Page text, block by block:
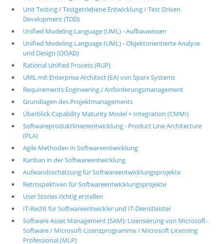
Unit Testing / Testgetriebene Entwicklung / Test Driven
Development (TDD)
Unified Modeling Language (UML) - Aufbauwissen
Unified Modeling Language (UML) - Objektorientierte Analyse
und Design (OOAD)
Rational Unified Process (RUP)
UML mit Enterprise Architect (EA) von Sparx Systems
Requirements Engineering / Anforderungsmanagement
Grundlagen des Projektmanagements
Überblick Capability Maturity Model + Integration (CMMI)
Softwareproduktlinienentwicklung - Product Line Architecture
(PLA)
Agile Methoden in Softwareentwicklung
Kanban in der Softwareentwicklung
Aufwandsschätzung für Softwareentwicklungsprojekte
Retrospektiven für Softwareentwicklungsprojekte
User Stories richtig erstellen
IT-Recht für Softwareentwickler und IT-Dienstleister
Software Asset Management (SAM): Lizensierung von Microsoft-
Software / Microsoft-Lizenzprogramme / Microsoft Licensing
Professional (MLP)